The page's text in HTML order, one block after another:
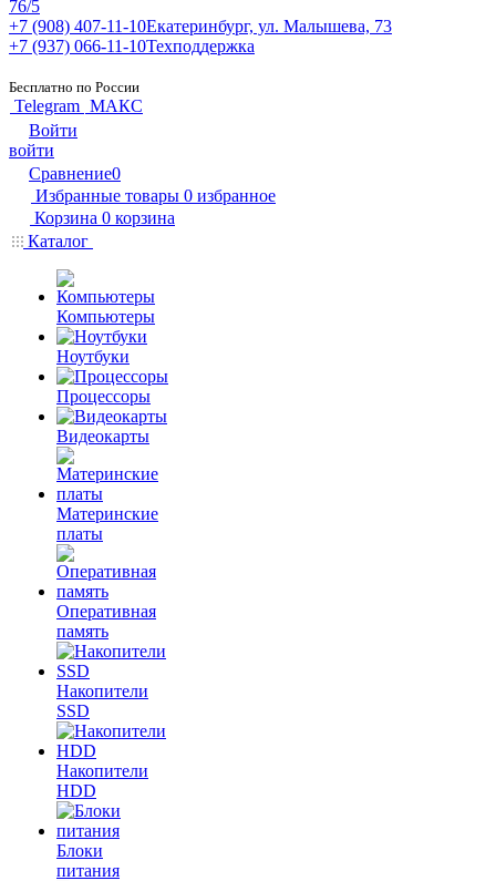
76/5
+7 (908) 407-11-10Екатеринбург, ул. Малышева, 73
+7 (937) 066-11-10Техподдержка
Бесплатно по России
Telegram МАКС
Войти
войти
Сравнение0
Избранные товары 0 избранное
Корзина 0 корзина
Каталог
Компьютеры
Ноутбуки
Процессоры
Видеокарты
Материнские
платы
Оперативная
память
Накопители
SSD
Накопители
HDD
Блоки
питания